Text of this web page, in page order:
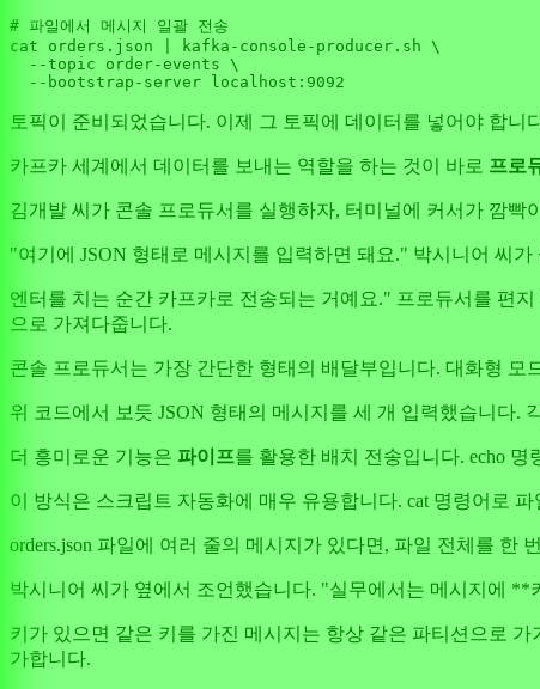
# 파일에서 메시지 일괄 전송
cat orders.json | kafka-console-producer.sh \
  --topic order-events \
  --bootstrap-server localhost:
9092
토픽이 준비되었습니다. 이제 그 토픽에 데이터를 넣어야 합니
카프카 세계에서 데이터를 보내는 역할을 하는 것이 바로 프로
김개발 씨가 콘솔 프로듀서를 실행하자, 터미널에 커서가 깜
"여기에 JSON 형태로 메시지를 입력하면 돼요." 박시니어 씨
엔터를 치는 순간 카프카로 전송되는 거예요." 프로듀서를 편
으로 가져다줍니다.
콘솔 프로듀서는 가장 간단한 형태의 배달부입니다. 대화형 모
위 코드에서 보듯 JSON 형태의 메시지를 세 개 입력했습니다.
더 흥미로운 기능은 파이프를 활용한 배치 전송입니다. echo
이 방식은 스크립트 자동화에 매우 유용합니다. cat 명령어로
orders.json 파일에 여러 줄의 메시지가 있다면, 파일 전체를
박시니어 씨가 옆에서 조언했습니다. "실무에서는 메시지에
키가 있으면 같은 키를 가진 메시지는 항상 같은 파티션으로 가
가합니다.